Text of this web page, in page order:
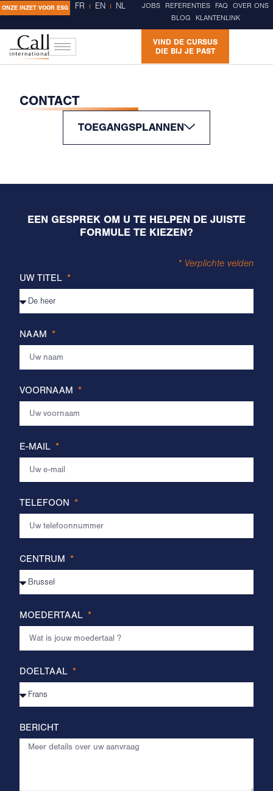
ONZE INZET VOOR ESG FR EN NL JOBS REFERENTIES FAQ
OVER ONS
BLOG
KLANTENLINK
VIND DE CURSUS
DIE BIJ JE PAST
CONTACT
TOEGANGSPLANNEN
EEN GESPREK OM U TE HELPEN DE JUISTE
FORMULE TE KIEZEN?
* Verplichte velden
UW TITEL
NAAM
VOORNAAM
E-MAIL
TELEFOON
CENTRUM
MOEDERTAAL
DOELTAAL
BERICHT